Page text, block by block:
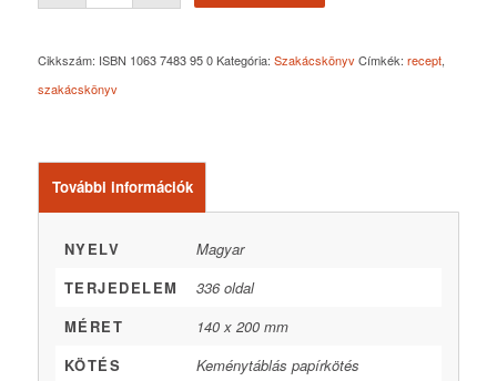
Cikkszám: ISBN 1063 7483 95 0 Kategória: Szakácskönyv Címkék: recept,
szakácskönyv
További információk
NYELV
Magyar
TERJEDELEM
336 oldal
MÉRET
140 x 200 mm
KÖTÉS
Keménytáblás papírkötés